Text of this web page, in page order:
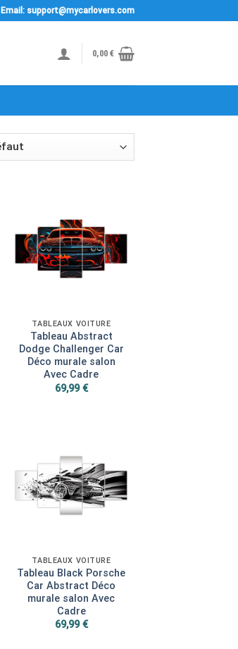
Email: support@mycarlovers.com
0,00€
TABLEAUX VOITURE
Tableau Abstract
Dodge Challenger Car
Déco murale salon
Avec Cadre
69,99€
TABLEAUX VOITURE
Tableau Black Porsche
Car Abstract Déco
murale salon Avec
Cadre
69,99€